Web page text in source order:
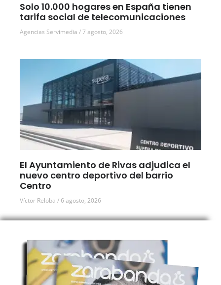
Solo 10.000 hogares en España tienen
tarifa social de telecomunicaciones
Agencias Servimedia 7 agosto, 2026
El Ayuntamiento de Rivas adjudica el
nuevo centro deportivo del barrio
Centro
Víctor Reloba 6 agosto, 2026